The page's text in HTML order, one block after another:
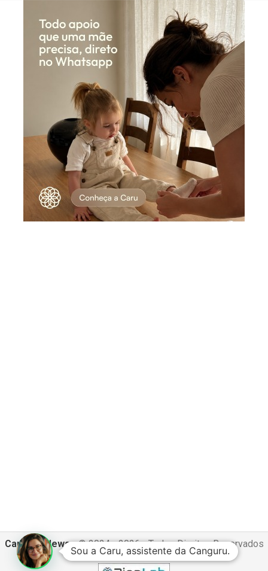
Canguru News- © 2024 - 2026 - Todos Direitos Reservados
Sou a Caru, assistente da Canguru.